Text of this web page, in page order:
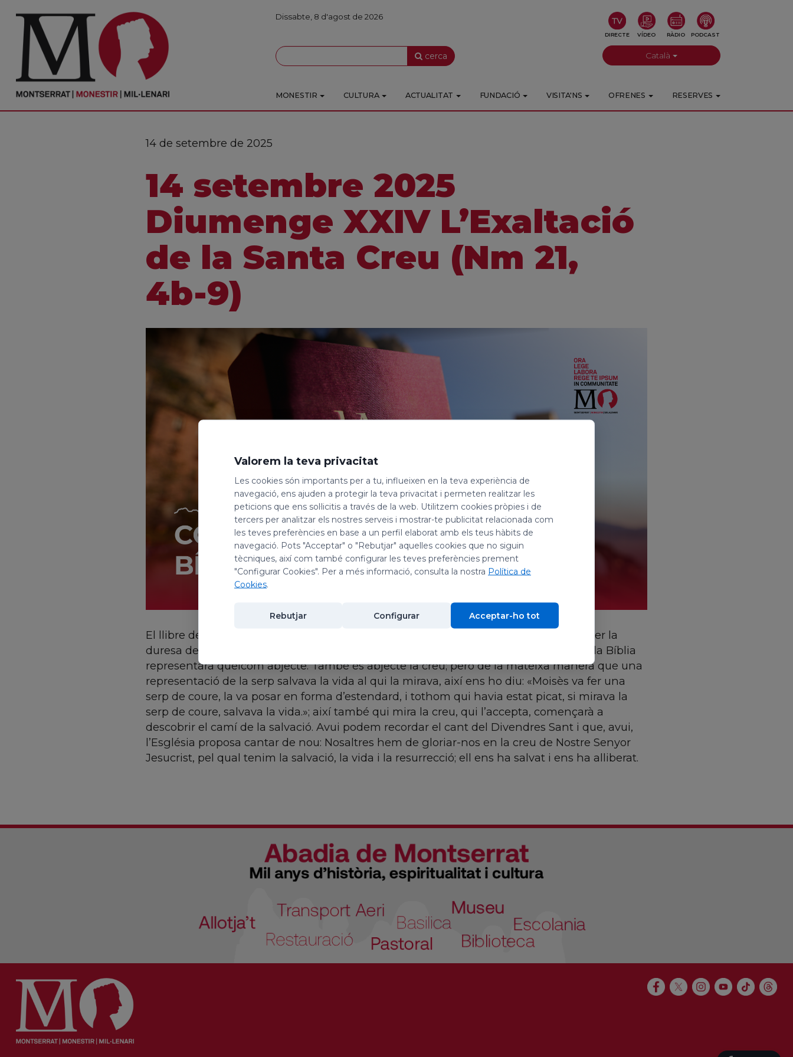
PORTADA
Monestir
Dissabte, 8 d'agost de 2026
cerca
DIRECTE VÍDEO RÀDIO PODCAST
Català
MONESTIR CULTURA ACTUALITAT FUNDACIÓ VISITA'NS OFRENES RESERVES
14 de setembre de 2025
14 setembre 2025
Diumenge XXIV L’Exaltació
de la Santa Creu (Nm 21,
4b-9)
El llibre dels Nombres ens conta que al pas del desert, el poble malparlava de Déu per la
duresa de la vida. Les serps que els picaven eren sinònim de mort; la serp sempre a la Bíblia
representarà quelcom abjecte. També és abjecte la creu; però de la mateixa manera que una
representació de la serp salvava la vida al qui la mirava, així ens ho diu: «Moisès va fer una
serp de coure, la va posar en forma d’estendard, i tothom qui havia estat picat, si mirava la
serp de coure, salvava la vida.»; així també qui mira la creu, qui l’accepta, començarà a
descobrir el camí de la salvació. Avui podem recordar el cant del Divendres Sant i que, avui,
l’Església proposa cantar de nou: Nosaltres hem de gloriar-nos en la creu de Nostre Senyor
Jesucrist, pel qual tenim la salvació, la vida i la resurrecció; ell ens ha salvat i ens ha alliberat.
Valorem la teva privacitat
Les cookies són importants per a tu, influeixen en la teva experiència de
navegació, ens ajuden a protegir la teva privacitat i permeten realitzar les
peticions que ens sol·licitis a través de la web. Utilitzem cookies pròpies i de
tercers per analitzar els nostres serveis i mostrar-te publicitat relacionada com
les teves preferències en base a un perfil elaborat amb els teus hàbits de
navegació. Pots "Acceptar" o "Rebutjar" aquelles cookies que no siguin
tècniques, així com també configurar les teves preferències prement
"Configurar Cookies". Per a més informació, consulta la nostra Política de
Cookies.
Rebutjar Configurar Acceptar-ho tot